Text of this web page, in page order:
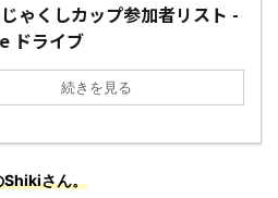
ゃくしカップ参加者リスト -
ドライブ
続きを見る
Shikiさん。